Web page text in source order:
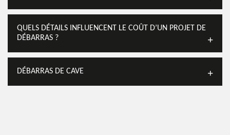
QUELS DÉTAILS INFLUENCENT LE COÛT D’UN PROJET DE
DÉBARRAS ?
DÉBARRAS DE CAVE